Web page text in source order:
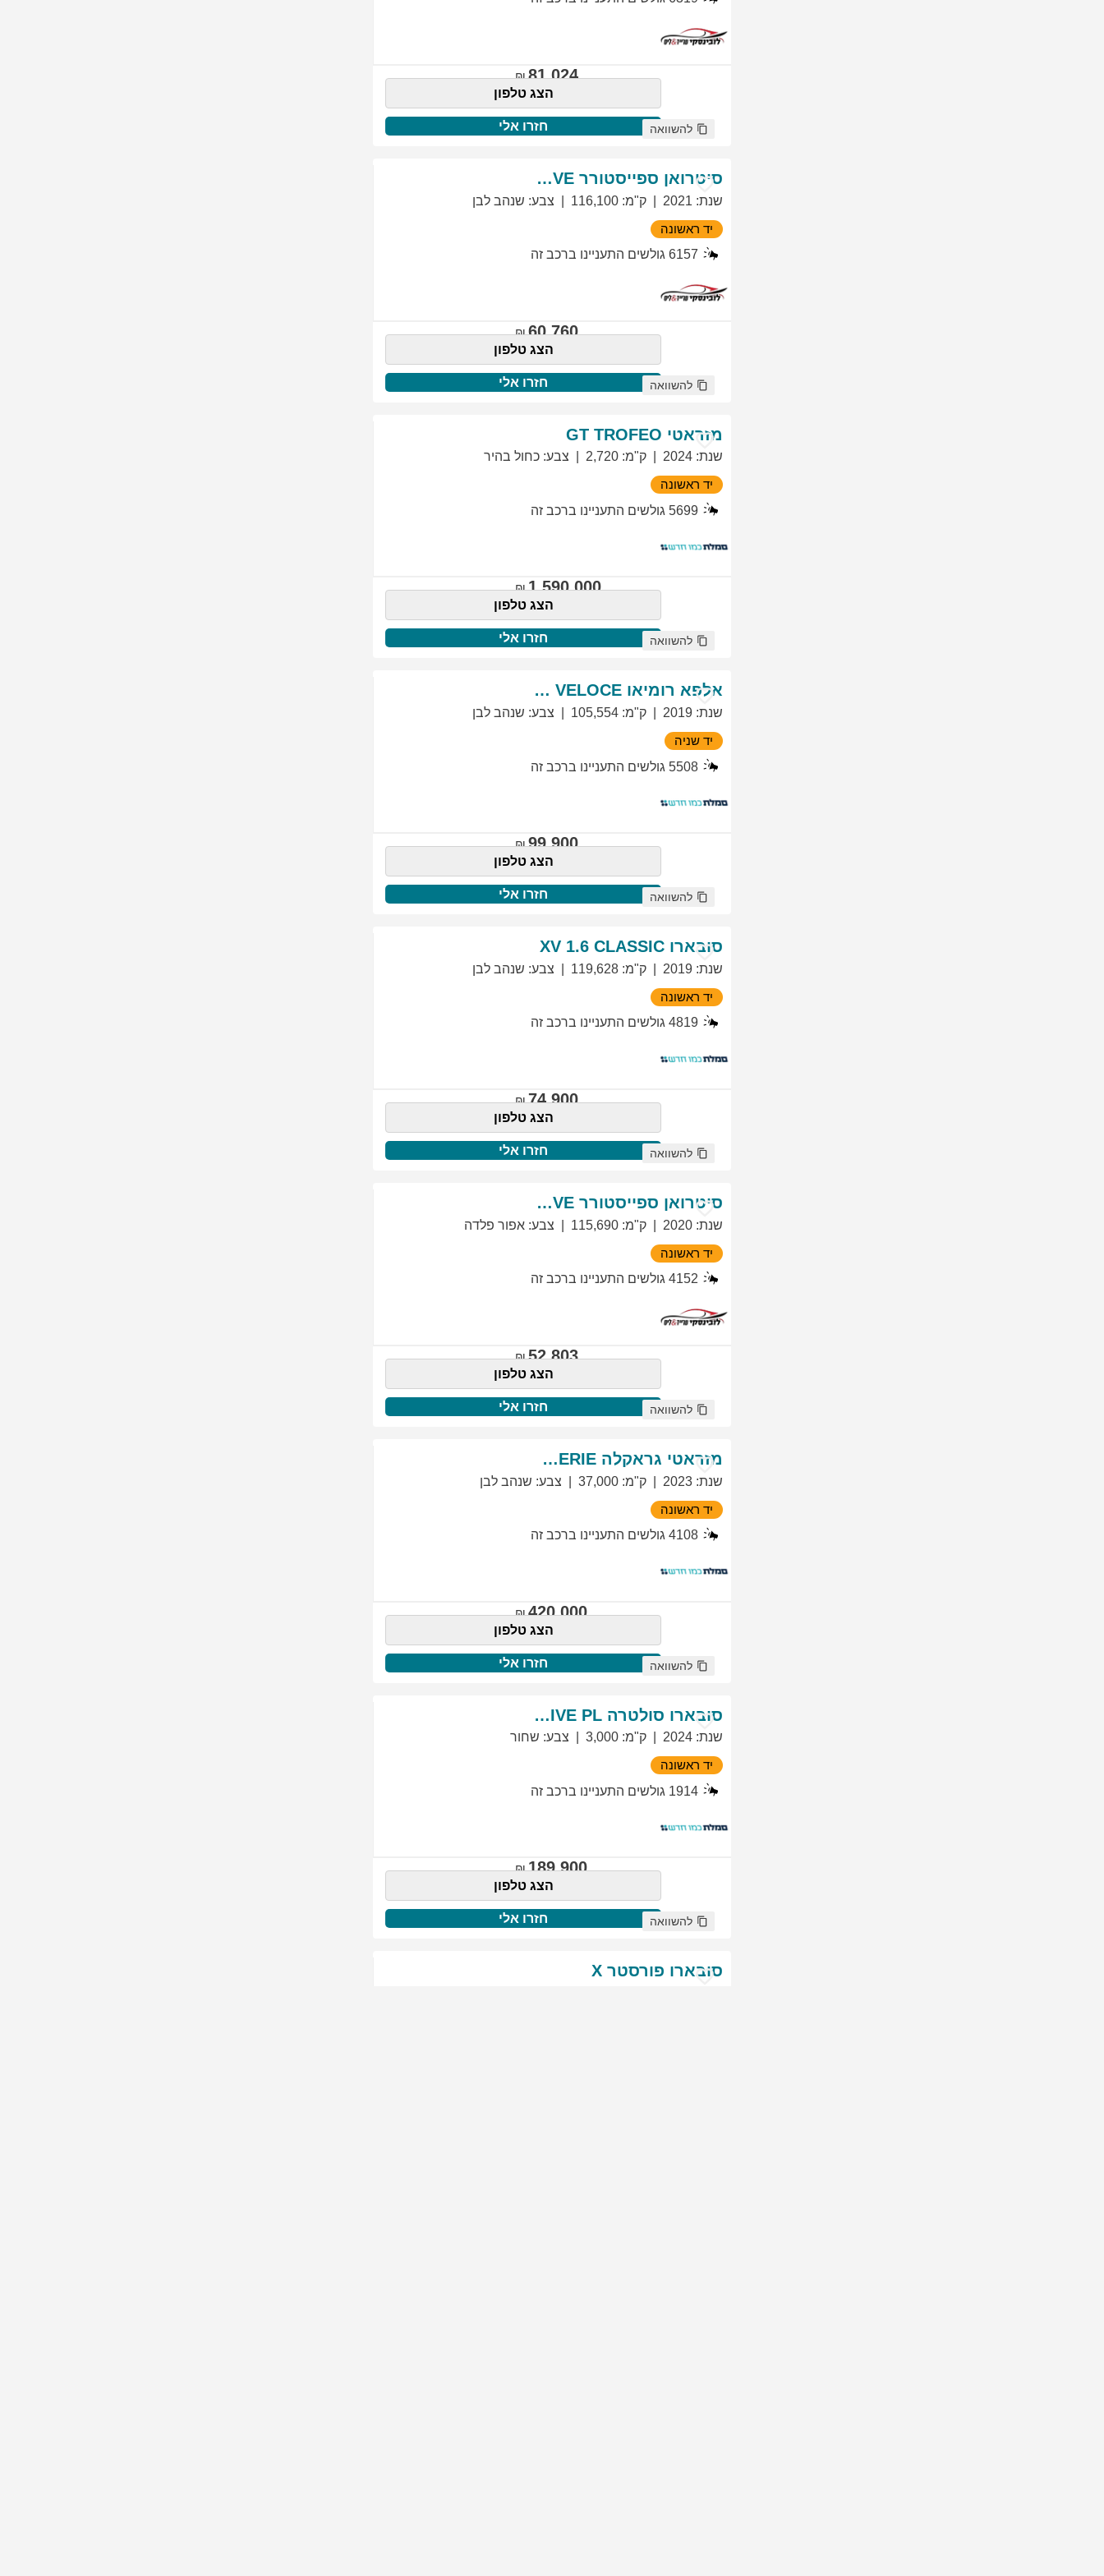
81,024
הצג טלפון
חזרו אלי להשוואה
סיטרואן ספייסטורר EXCLUSIVE
שנת:
2021 ק"מ:
116,100 צבע: שנהב לבן
יד ראשונה
6157 גולשים התעניינו ברכב זה
60,760
הצג טלפון
חזרו אלי להשוואה
מזראטי GT TROFEO
שנת:
2024 ק"מ:
2,720 צבע: כחול בהיר
יד ראשונה
5699 גולשים התעניינו ברכב זה
1,590,000
הצג טלפון
חזרו אלי להשוואה
אלפא רומיאו GIULIETTA VELOCE
שנת:
2019 ק"מ:
105,554 צבע: שנהב לבן
יד שניה
5508 גולשים התעניינו ברכב זה
99,900
הצג טלפון
חזרו אלי להשוואה
סובארו XV 1.6 CLASSIC
שנת:
2019 ק"מ:
119,628 צבע: שנהב לבן
יד ראשונה
4819 גולשים התעניינו ברכב זה
74,900
הצג טלפון
חזרו אלי להשוואה
סיטרואן ספייסטורר EXCLUSIVE
שנת:
2020 ק"מ:
115,690 צבע: אפור פלדה
יד ראשונה
4152 גולשים התעניינו ברכב זה
52,803
הצג טלפון
חזרו אלי להשוואה
מזראטי גראקלה PRIMASERIE
שנת:
2023 ק"מ:
37,000 צבע: שנהב לבן
יד ראשונה
4108 גולשים התעניינו ברכב זה
420,000
הצג טלפון
חזרו אלי להשוואה
סובארו סולטרה EXCLUSIVE PL
שנת:
2024 ק"מ:
3,000 צבע: שחור
יד ראשונה
1914 גולשים התעניינו ברכב זה
189,900
הצג טלפון
חזרו אלי להשוואה
סובארו פורסטר X